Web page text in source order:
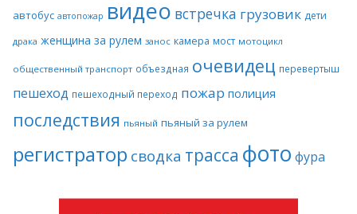
автобус автопожар видео встречка грузовик дети
драка женщина за рулем занос камера мост мотоцикл
общественный транспорт объездная очевидец перевертыш
пешеход пешеходный переход пожар полиция
последствия пьяный пьяный за рулем
регистратор сводка трасса фото фура